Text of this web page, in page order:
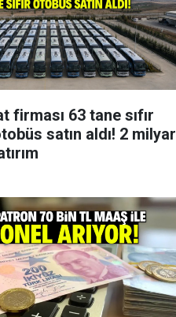
firması 63 tane sıfır
satın aldı! 2 milyar